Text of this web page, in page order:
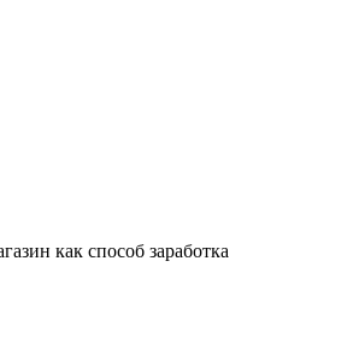
как способ заработка